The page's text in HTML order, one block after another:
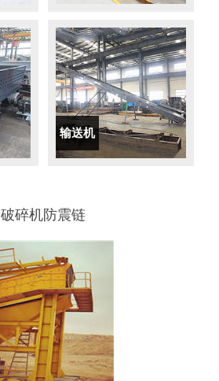
输送机
破碎机防震链